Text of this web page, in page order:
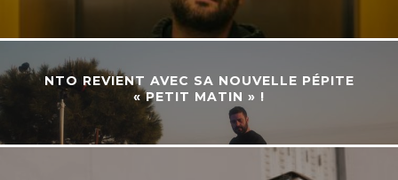
NTO REVIENT AVEC SA NOUVELLE PÉPITE
« PETIT MATIN » !